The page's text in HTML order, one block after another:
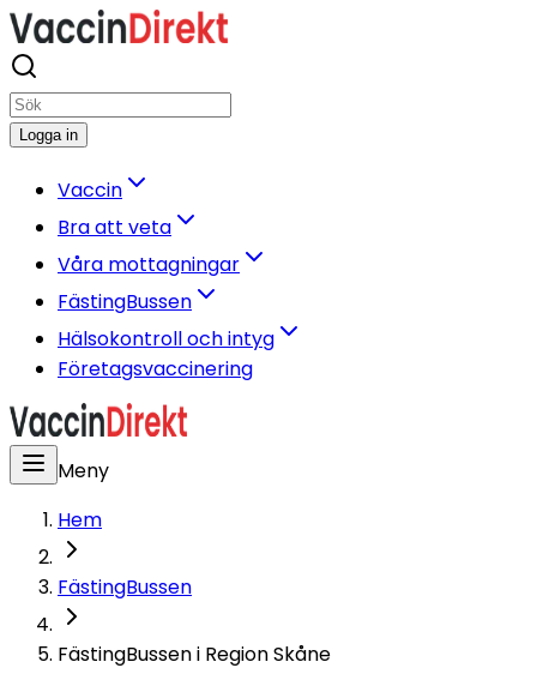
Logga in
Vaccin
Bra att veta
Våra mottagningar
FästingBussen
Hälsokontroll och intyg
Företagsvaccinering
Meny
Hem
FästingBussen
FästingBussen i Region Skåne